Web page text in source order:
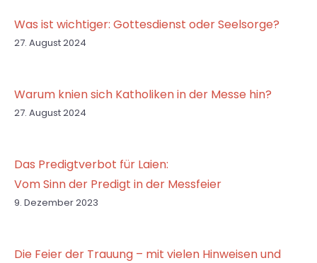
Was ist wichtiger: Gottesdienst oder Seelsorge?
27. August 2024
Warum knien sich Katholiken in der Messe hin?
27. August 2024
Das Predigtverbot für Laien:
Vom Sinn der Predigt in der Messfeier
9. Dezember 2023
Die Feier der Trauung – mit vielen Hinweisen und